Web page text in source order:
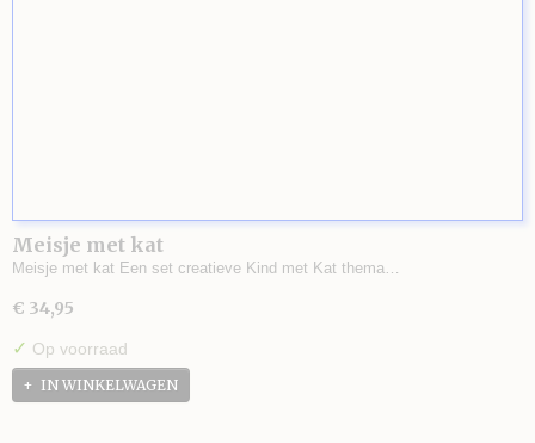
Meisje met kat
Meisje met kat Een set creatieve Kind met Kat thema…
€ 34,95
✓ Op voorraad
IN WINKELWAGEN